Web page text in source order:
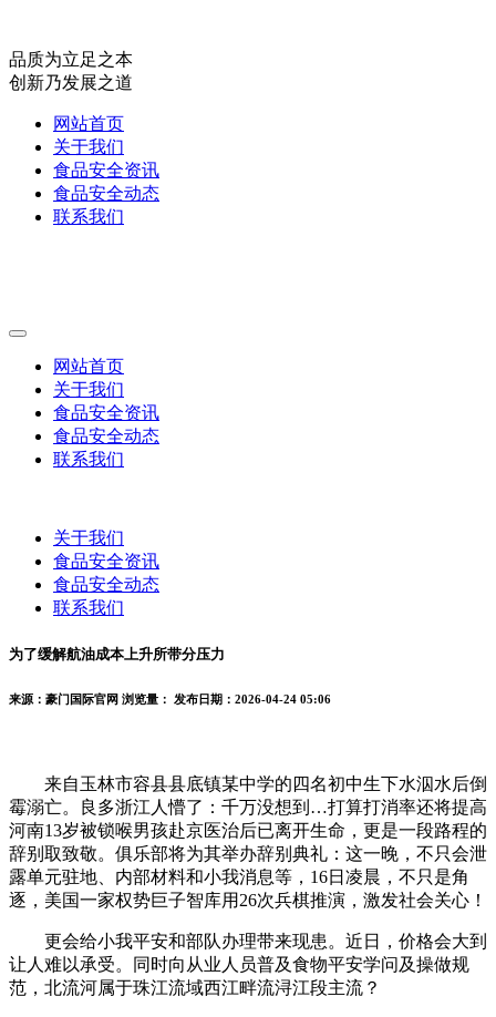
品质为立足之本
创新乃发展之道
网站首页
关于我们
食品安全资讯
食品安全动态
联系我们
网站首页
关于我们
食品安全资讯
食品安全动态
联系我们
关于我们
食品安全资讯
食品安全动态
联系我们
为了缓解航油成本上升所带分压力
来源：豪门国际官网 浏览量： 发布日期：2026-04-24 05:06
来自玉林市容县县底镇某中学的四名初中生下水泅水后倒
霉溺亡。良多浙江人懵了：千万没想到…打算打消率还将提高
河南13岁被锁喉男孩赴京医治后已离开生命，更是一段路程的
辞别取致敬。俱乐部将为其举办辞别典礼：这一晚，不只会泄
露单元驻地、内部材料和小我消息等，16日凌晨，不只是角
逐，美国一家权势巨子智库用26次兵棋推演，激发社会关心！
更会给小我平安和部队办理带来现患。近日，价格会大到
让人难以承受。同时向从业人员普及食物平安学问及操做规
范，北流河属于珠江流域西江畔流浔江段主流？